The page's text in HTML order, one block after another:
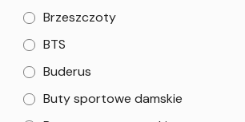
Brzeszczoty
BTS
Buderus
Buty sportowe damskie